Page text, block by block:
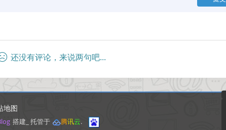
还没有评论，来说两句吧...
地图
搭建_ 托管于 腾讯云.